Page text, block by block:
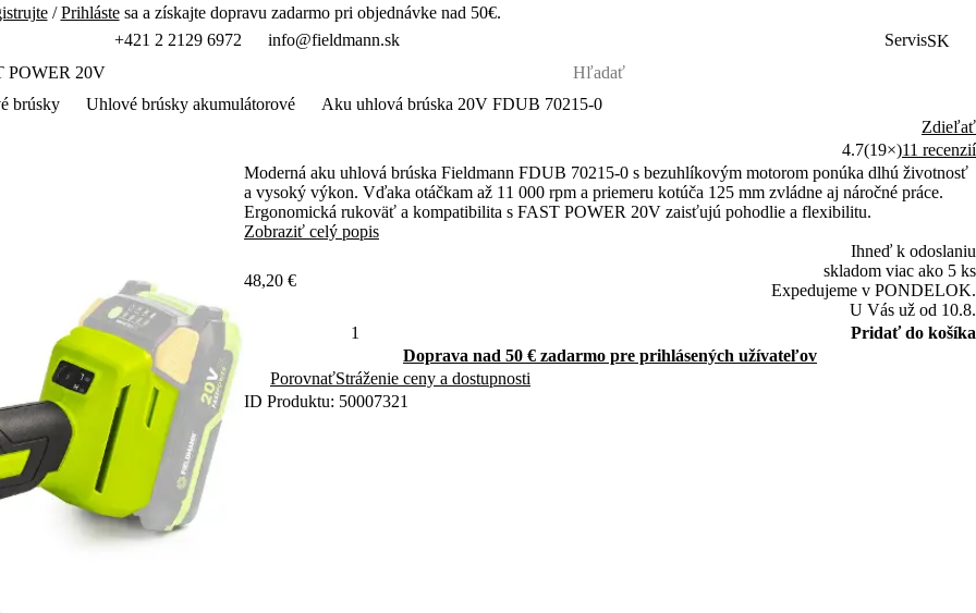
/Prihlástesa a získajte dopravu zadarmo pri objednávke nad 50€.
+421 2 2129 6972
info@fieldmann.sk ServisSK
POWER 20V
brúsky
Uhlové brúsky akumulátorové
Aku uhlová brúska 20V FDUB 70215-0
Zdieľať
4.7(19×)11 recenzií
Moderná aku uhlová brúska Fieldmann FDUB 70215-0 s bezuhlíkovým motorom ponúka dlhú životnosť
a vysoký výkon. Vďaka otáčkam až 11 000 rpm a priemeru kotúča 125 mm zvládne aj náročné práce.
Ergonomická rukoväť a kompatibilita s FAST POWER 20V zaisťujú pohodlie a flexibilitu.
Zobraziť celý popis
48,20 €
Ihneď k odoslaniu
skladom viac ako 5 ks
Expedujeme v PONDELOK.
U Vás už od 10.8.
Pridať do košíka
Doprava nad 50 € zadarmo pre prihlásených užívateľov
PorovnaťStráženie ceny a dostupnosti
ID Produktu: 50007321